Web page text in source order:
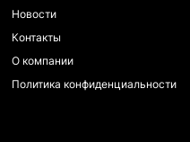
Новости
Контакты
О компании
Политика конфиденциальности